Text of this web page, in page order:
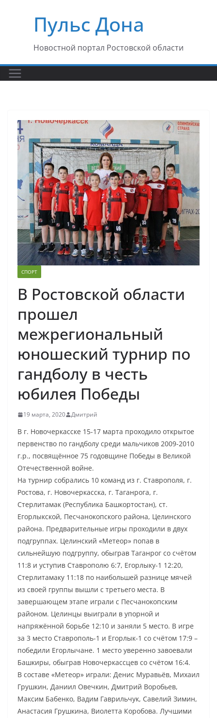
содержимомуПульс Дона
Новостной портал Ростовской области
СПОРТ
В Ростовской области
прошел
межрегиональный
юношеский турнир по
гандболу в честь
юбилея Победы
19 марта, 2020 Дмитрий
В г. Новочеркасске 15-17 марта проходило открытое
первенство по гандболу среди мальчиков 2009-2010
г.р., посвящённое 75 годовщине Победы в Великой
Отечественной войне.
На турнир собрались 10 команд из г. Ставрополя, г.
Ростова, г. Новочеркасска, г. Таганрога, г.
Стерлитамак (Республика Башкортостан), ст.
Егорлыкской, Песчанокопского района, Целинского
района. Предварительные игры проходили в двух
подгруппах. Целинский «Метеор» попав в
сильнейшую подгруппу, обыграв Таганрог со счётом
11:8 и уступив Ставрополю 6:7, Егорлыку-1 12:20,
Стерлитамаку 11:18 по наибольшей разнице мячей
из своей группы вышли с третьего места. В
завершающем этапе играли с Песчанокопским
районом. Целинцы выиграли в упорной и
напряжённой борьбе 12:10 и заняли 5 место. В игре
за 3 место Ставрополь-1 и Егорлык-1 со счётом 17:9 –
победили Егорлычане. 1 место уверенно завоевали
Башкиры, обыграв Новочеркассцев со счётом 16:4.
В составе «Метеор» играли: Денис Муравьёв, Михаил
Грушкин, Даниил Овечкин, Дмитрий Воробьев,
Максим Бабенко, Вадим Гаврильчук, Савелий Зимин,
Анастасия Грушкина, Виолетта Коробова. Лучшими